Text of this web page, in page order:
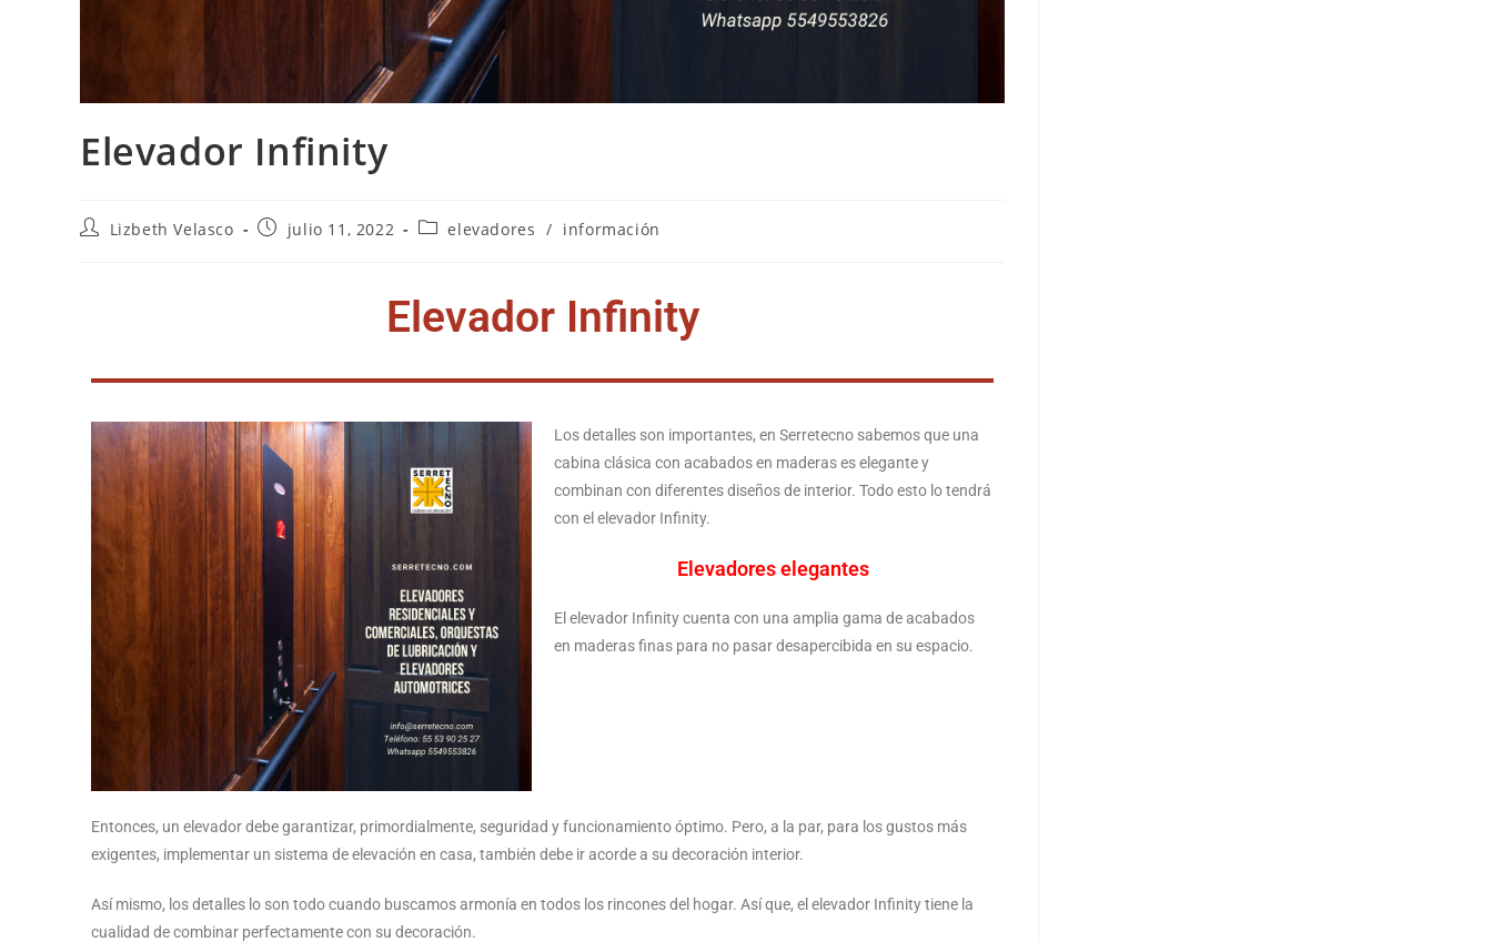
Elevador Infinity
Lizbeth Velasco julio 11, 2022 elevadores / información
Elevador Infinity
Los detalles son importantes, en Serretecno sabemos que una
cabina clásica con acabados en maderas es elegante y
combinan con diferentes diseños de interior. Todo esto lo tendrá
con el elevador Infinity.
Elevadores elegantes
El elevador Infinity cuenta con una amplia gama de acabados
en maderas finas para no pasar desapercibida en su espacio.
Entonces, un elevador debe garantizar, primordialmente, seguridad y funcionamiento óptimo. Pero, a la par, para los gustos más
exigentes, implementar un sistema de elevación en casa, también debe ir acorde a su decoración interior.
Así mismo, los detalles lo son todo cuando buscamos armonía en todos los rincones del hogar. Así que, el elevador Infinity tiene la
cualidad de combinar perfectamente con su decoración.